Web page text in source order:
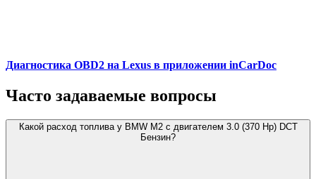
Диагностика OBD2 на Lexus в приложении inCarDoc
Часто задаваемые вопросы
Какой расход топлива у BMW M2 с двигателем 3.0 (370 Hp) DCT
Бензин?